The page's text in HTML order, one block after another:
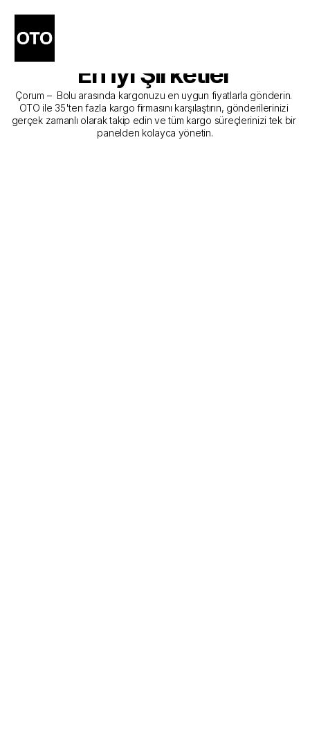
Çorum - Bolu Kargo
Gönderim Hizmeti Sunan
En İyi Şirketler
Çorum –  Bolu arasında kargonuzu en uygun fiyatlarla gönderin.
OTO ile 35'ten fazla kargo firmasını karşılaştırın, gönderilerinizi
gerçek zamanlı olarak takip edin ve tüm kargo süreçlerinizi tek bir
panelden kolayca yönetin.